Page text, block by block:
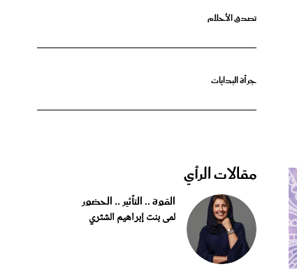
تصدق الأحلام
جرأة البدايات
مقالات الرأي
القوة .. التأثير .. الحضور
لمى بنت إبراهيم الشثري